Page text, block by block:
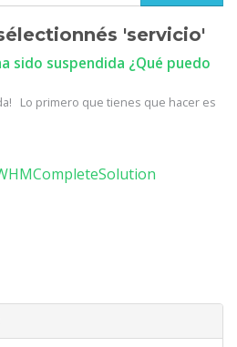
'servicio'
sido suspendida ¿Qué puedo
Lo primero que tienes que hacer es